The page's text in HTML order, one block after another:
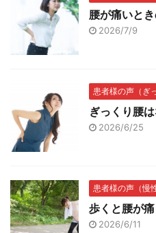
腰が痛いと
2026/7/9
患者様の声（ぎ
ぎっくり腰
2026/6/25
患者様の声（慢
歩くと腰が
2026/6/11